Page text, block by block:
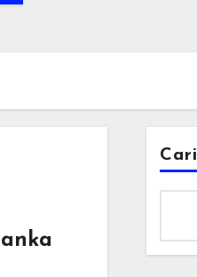
Cari